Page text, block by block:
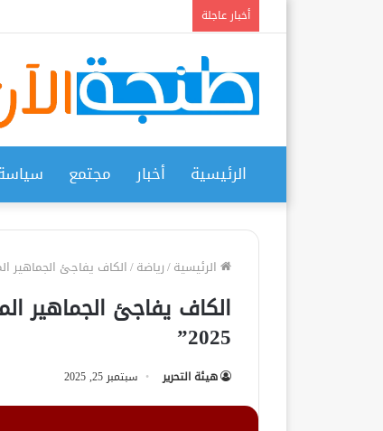
أخبار عاجلة
الرئيسية أخبار مجتمع
الرئيسية/رياضة/الكاف يفاجئ الجماهير
الكاف يفاجئ الجماهير
2025”
هيئة التحرير سبتمبر 25, 2025